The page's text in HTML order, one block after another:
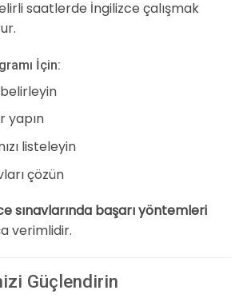
saatlerde İngilizce çalışmak
İçin:
yapın
listeleyin
çözün
sınavlarında başarı yöntemleri
verimlidir.
Güçlendirin